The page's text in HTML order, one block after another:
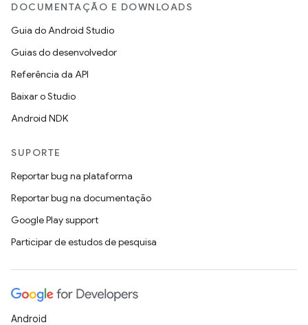
DOCUMENTAÇÃO E DOWNLOADS
Guia do Android Studio
Guias do desenvolvedor
Referência da API
Baixar o Studio
Android NDK
SUPORTE
Reportar bug na plataforma
Reportar bug na documentação
Google Play support
Participar de estudos de pesquisa
Android